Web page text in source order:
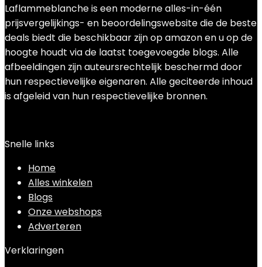
Laflammeblanche is een moderne alles-in-één
prijsvergelijkings- en beoordelingswebsite die de beste
deals biedt die beschikbaar zijn op amazon en u op de
hoogte houdt via de laatst toegevoegde blogs. Alle
afbeeldingen zijn auteursrechtelijk beschermd door
hun respectievelijke eigenaren. Alle geciteerde inhoud
is afgeleid van hun respectievelijke bronnen.
Snelle links
Home
Alles winkelen
Blogs
Onze webshops
Adverteren
Verklaringen